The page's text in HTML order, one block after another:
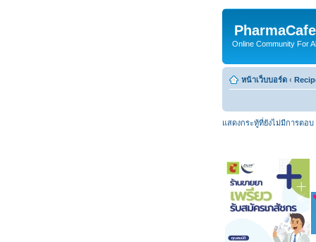
Online Community For
หน้าเว็บบอร์ด ‹
แสดงกระทู้ที่ยังไม่มีการตอบ